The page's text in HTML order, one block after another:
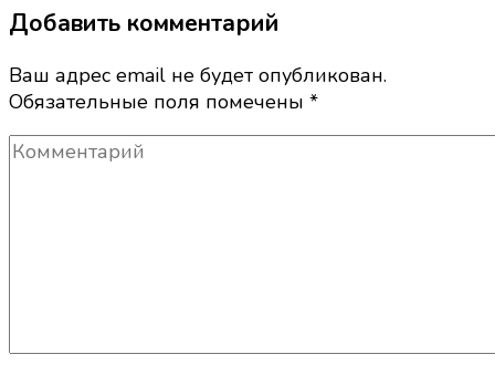
Добавить комментарий
Ваш адрес email не будет опубликован.
Обязательные поля помечены *
Комментарий